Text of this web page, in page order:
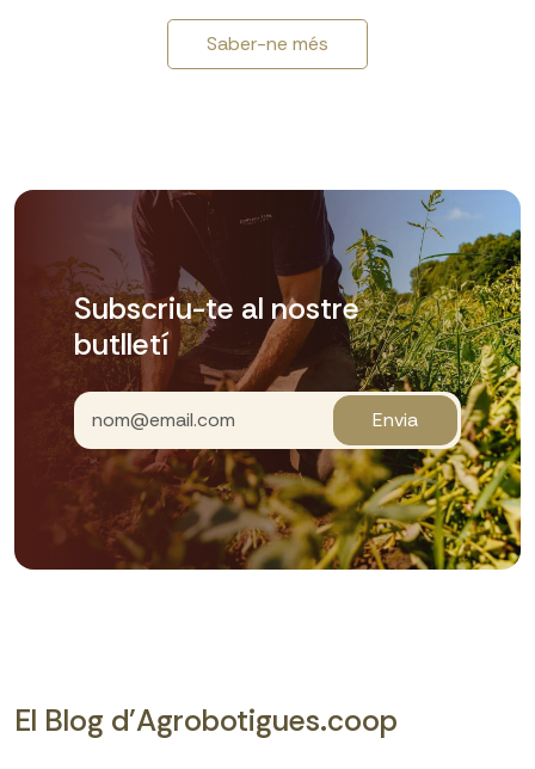
Saber-ne més
Subscriu-te al nostre
butlletí
Envia
El Blog d'Agrobotigues.coop